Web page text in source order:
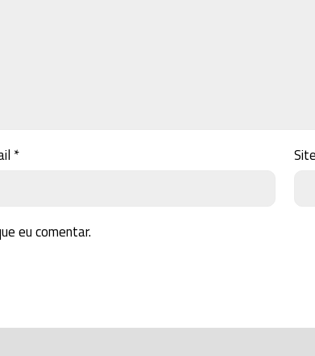
*
eu comentar.